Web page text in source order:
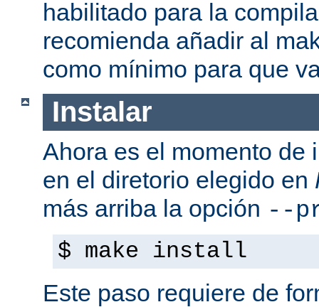
habilitado para la
recomienda añadir al
como mínimo para que
Instalar
Ahora es el momento de
en el diretorio elegido en
más arriba la opción --
$ make install
Este paso requiere de